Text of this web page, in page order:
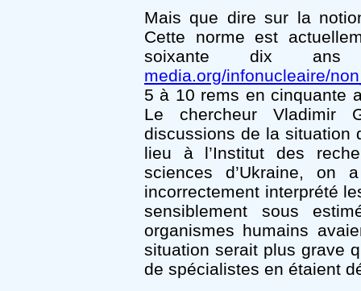
Mais que dire sur la
Cette norme est
soixante dix
media.org/infonucleaire/
5 à 10 rems en cinquante
Le chercheur Vladimir
discussions de la situation
lieu à l’Institut des
sciences d’Ukraine, on
incorrectement interprété
sensiblement sous
organismes humains
situation serait plus grave
de spécialistes en étaient